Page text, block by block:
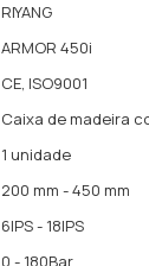
RIYANG
ARMOR 450i
CE, ISO9001
Caixa de madeira
1 unidade
200 mm - 450 mm
6IPS - 18IPS
0 - 180Bar